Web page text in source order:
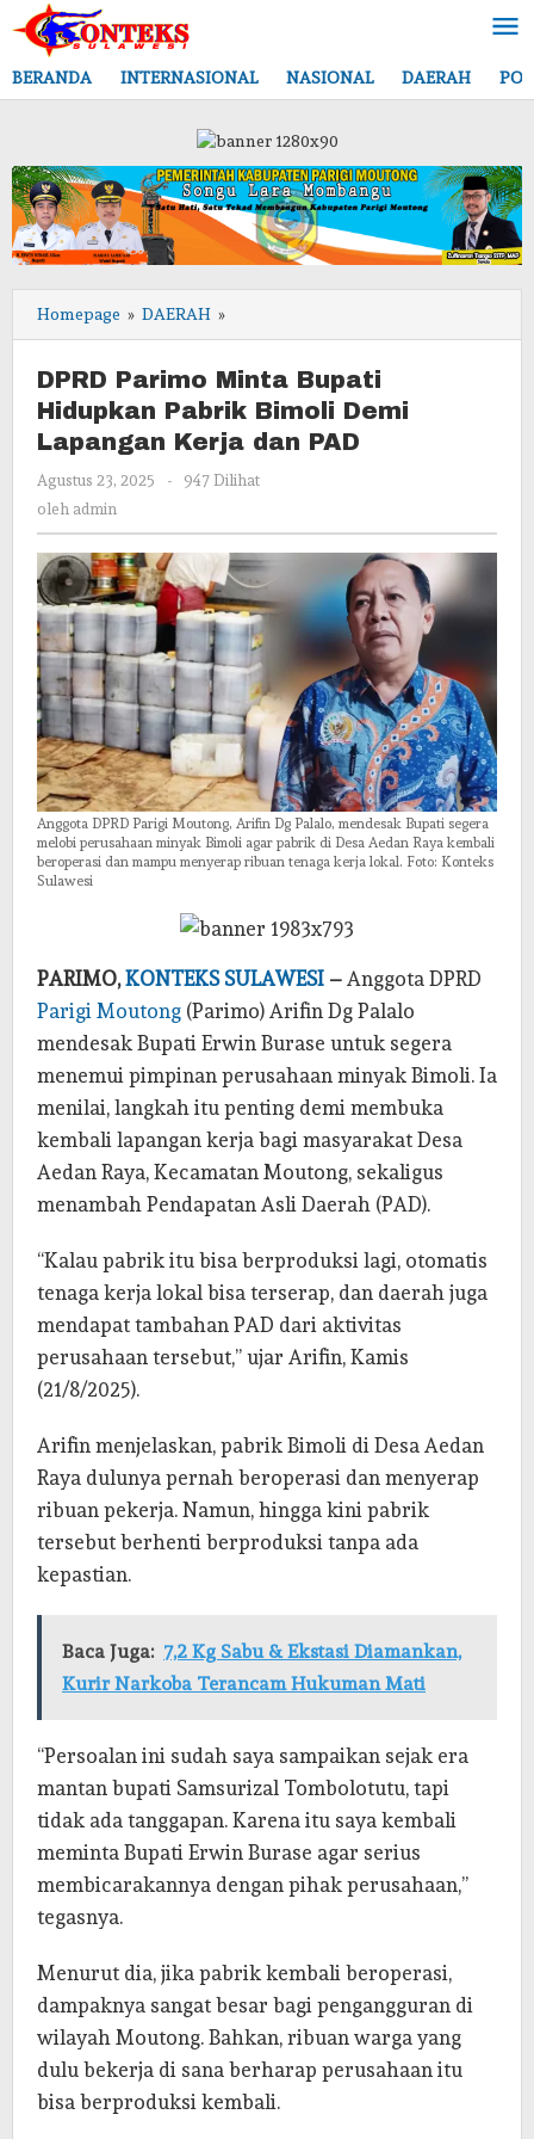
Lewati
ke
konten
BERANDA
INTERNASIONAL NASIONAL DAERAH
Homepage » DAERAH »
Parimo
Bupati
Hidupkan
Pabrik
Demi
Kerja
dan
PAD
DPRD Parimo Minta Bupati
Hidupkan Pabrik Bimoli Demi
Lapangan Kerja dan PAD
Agustus 23, 2025
oleh
-
947 Dilihat
oleh admin
Anggota DPRD Parigi Moutong, Arifin Dg Palalo, mendesak Bupati segera
melobi perusahaan minyak Bimoli agar pabrik di Desa Aedan Raya kembali
beroperasi dan mampu menyerap ribuan tenaga kerja lokal. Foto: Konteks
Sulawesi
PARIMO,KONTEKS SULAWESI – Anggota DPRD
Parigi Moutong (Parimo) Arifin Dg Palalo
mendesak Bupati Erwin Burase untuk segera
menemui pimpinan perusahaan minyak Bimoli. Ia
menilai, langkah itu penting demi membuka
kembali lapangan kerja bagi masyarakat Desa
Aedan Raya, Kecamatan Moutong, sekaligus
menambah Pendapatan Asli Daerah (PAD).
“Kalau pabrik itu bisa berproduksi lagi, otomatis
tenaga kerja lokal bisa terserap, dan daerah juga
mendapat tambahan PAD dari aktivitas
perusahaan tersebut,” ujar Arifin, Kamis
(21/8/2025).
Arifin menjelaskan, pabrik Bimoli di Desa Aedan
Raya dulunya pernah beroperasi dan menyerap
ribuan pekerja. Namun, hingga kini pabrik
tersebut berhenti berproduksi tanpa ada
kepastian.
Baca Juga: 7,2 Kg Sabu & Ekstasi Diamankan,
Kurir Narkoba Terancam Hukuman Mati
“Persoalan ini sudah saya sampaikan sejak era
mantan bupati Samsurizal Tombolotutu, tapi
tidak ada tanggapan. Karena itu saya kembali
meminta Bupati Erwin Burase agar serius
membicarakannya dengan pihak perusahaan,”
tegasnya.
Menurut dia, jika pabrik kembali beroperasi,
dampaknya sangat besar bagi pengangguran di
wilayah Moutong. Bahkan, ribuan warga yang
dulu bekerja di sana berharap perusahaan itu
bisa berproduksi kembali.